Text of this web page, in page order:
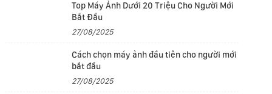
Top Máy Ảnh Dưới 20 Triệu Cho Người Mới
Bắt Đầu
27/08/2025
Cách chọn máy ảnh đầu tiên cho người mới
bắt đầu
27/08/2025